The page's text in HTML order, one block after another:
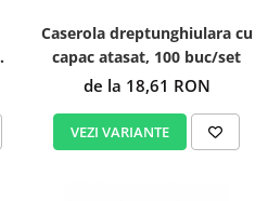
Caserola dreptunghiulara cu
capac atasat, 100 buc/set
de la 18,61 RON
VEZI VARIANTE